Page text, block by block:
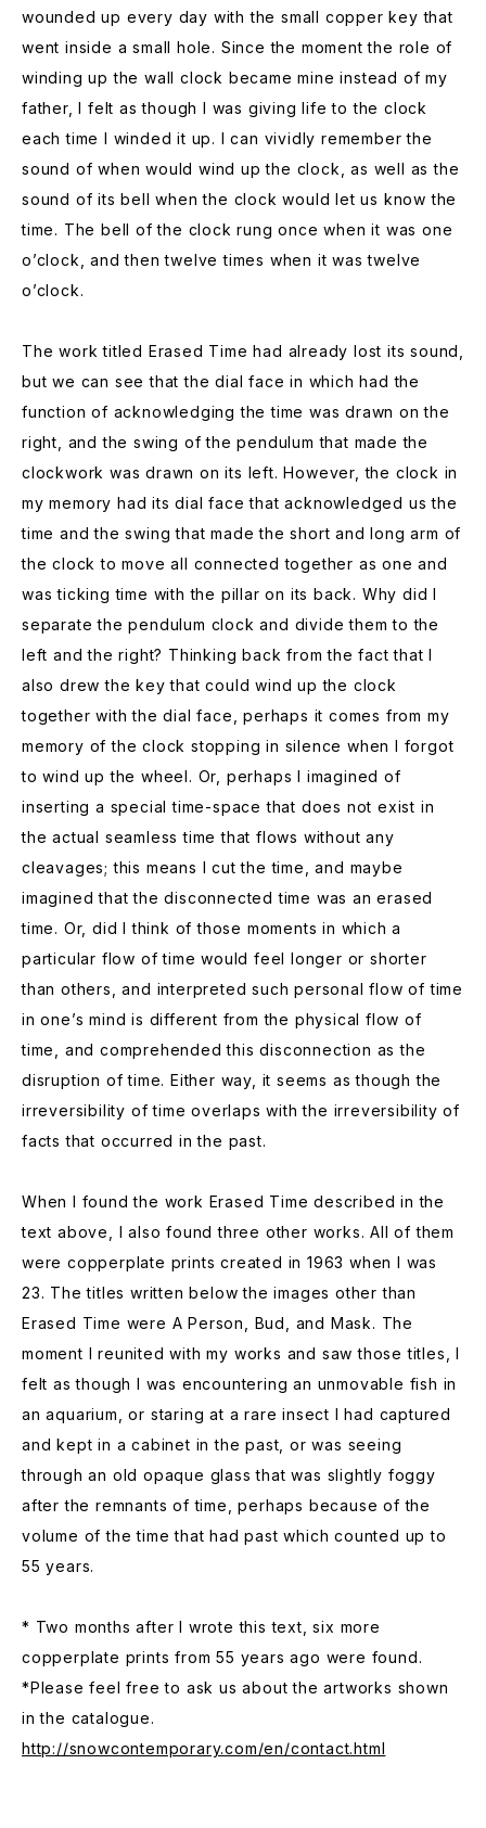
wounded up every day with the small copper key that
went inside a small hole. Since the moment the role of
winding up the wall clock became mine instead of my
father, I felt as though I was giving life to the clock
each time I winded it up. I can vividly remember the
sound of when would wind up the clock, as well as the
sound of its bell when the clock would let us know the
time. The bell of the clock rung once when it was one
o’clock, and then twelve times when it was twelve
o’clock.
The work titled Erased Time had already lost its sound,
but we can see that the dial face in which had the
function of acknowledging the time was drawn on the
right, and the swing of the pendulum that made the
clockwork was drawn on its left. However, the clock in
my memory had its dial face that acknowledged us the
time and the swing that made the short and long arm of
the clock to move all connected together as one and
was ticking time with the pillar on its back. Why did I
separate the pendulum clock and divide them to the
left and the right? Thinking back from the fact that I
also drew the key that could wind up the clock
together with the dial face, perhaps it comes from my
memory of the clock stopping in silence when I forgot
to wind up the wheel. Or, perhaps I imagined of
inserting a special time-space that does not exist in
the actual seamless time that flows without any
cleavages; this means I cut the time, and maybe
imagined that the disconnected time was an erased
time. Or, did I think of those moments in which a
particular flow of time would feel longer or shorter
than others, and interpreted such personal flow of time
in one’s mind is different from the physical flow of
time, and comprehended this disconnection as the
disruption of time. Either way, it seems as though the
irreversibility of time overlaps with the irreversibility of
facts that occurred in the past.
When I found the work Erased Time described in the
text above, I also found three other works. All of them
were copperplate prints created in 1963 when I was
23. The titles written below the images other than
Erased Time were A Person, Bud, and Mask. The
moment I reunited with my works and saw those titles, I
felt as though I was encountering an unmovable fish in
an aquarium, or staring at a rare insect I had captured
and kept in a cabinet in the past, or was seeing
through an old opaque glass that was slightly foggy
after the remnants of time, perhaps because of the
volume of the time that had past which counted up to
55 years.
* Two months after I wrote this text, six more
copperplate prints from 55 years ago were found.
*Please feel free to ask us about the artworks shown
in the catalogue.
http://snowcontemporary.com/en/contact.html